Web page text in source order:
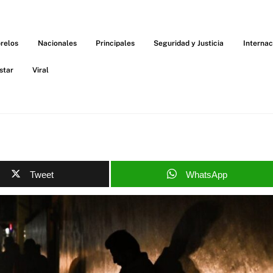
Nacionales Principales Seguridad y Justicia
Viral
Tweet WhatsApp